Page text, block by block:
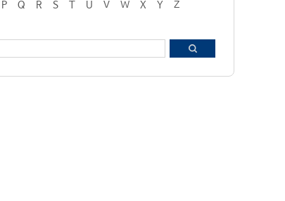
P Q R S T U V W X Y
Z